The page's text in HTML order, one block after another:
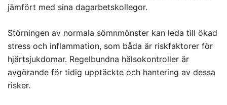
jämfört med sina dagarbetskollegor.
Störningen av normala sömnmönster kan leda till ökad
stress och inflammation, som båda är riskfaktorer för
hjärtsjukdomar. Regelbundna hälsokontroller är
avgörande för tidig upptäckte och hantering av dessa
risker.